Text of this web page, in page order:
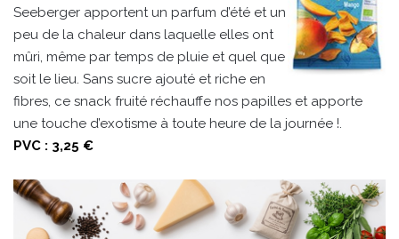
Seeberger apportent un parfum d’été et un
peu de la chaleur dans laquelle elles ont
mûri, même par temps de pluie et quel que
soit le lieu. Sans sucre ajouté et riche en
fibres, ce snack fruité réchauffe nos papilles et apporte
une touche d’exotisme à toute heure de la journée !.
PVC : 3,25 €